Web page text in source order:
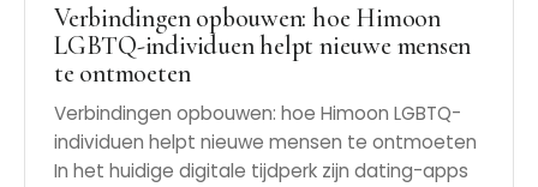
Verbindingen opbouwen: hoe Himoon
LGBTQ-individuen helpt nieuwe mensen
te ontmoeten
Verbindingen opbouwen: hoe Himoon LGBTQ-
individuen helpt nieuwe mensen te ontmoeten
In het huidige digitale tijdperk zijn dating-apps